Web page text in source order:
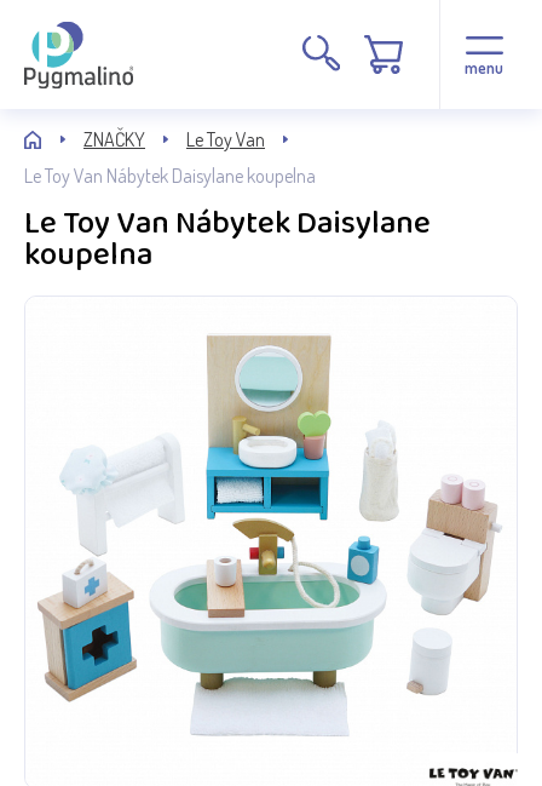
menu
ZNAČKY
Le Toy Van
Le Toy Van Nábytek Daisylane koupelna
Le Toy Van Nábytek Daisylane
koupelna